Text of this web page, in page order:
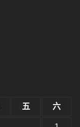
五 六